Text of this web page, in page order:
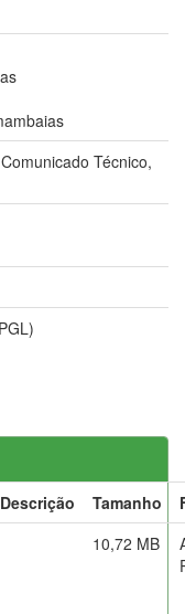
Técnico,
Descrição Tamanho
10,72 MB